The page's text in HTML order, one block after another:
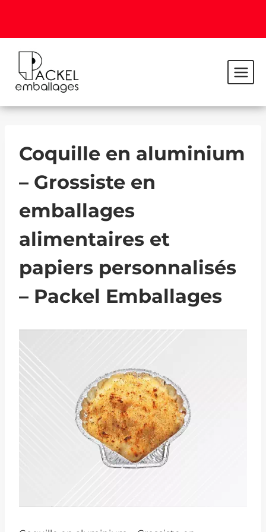
Coquille en aluminium
– Grossiste en
emballages
alimentaires et
papiers personnalisés
– Packel Emballages